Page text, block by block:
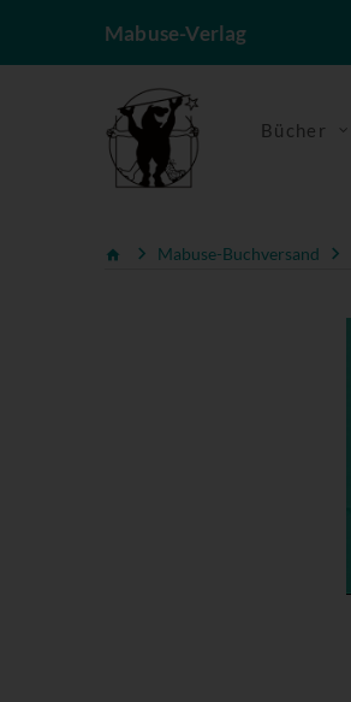
Mabuse-Verlag
Bücher
Mabuse-Buchversand